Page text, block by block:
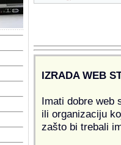
IZRADA WEB
Imati dobre web
ili organizaciju
zašto bi trebali